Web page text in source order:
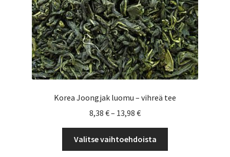
Korea Joongjak luomu – vihreä tee
8,38 €– 13,98 €Hintaluokka:
8,38 €
-
13,98 €
Valitse vaihtoehdoista